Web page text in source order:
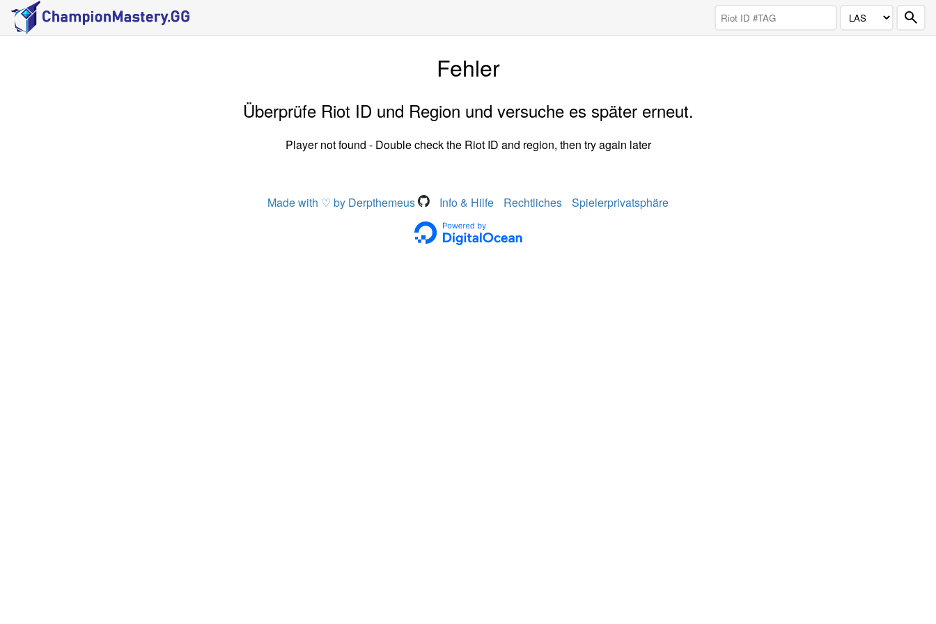
Fehler
Überprüfe Riot ID und Region und versuche es später erneut.
Player not found - Double check the Riot ID and region, then try again later
Made with ♡ by Derpthemeus Info & Hilfe Rechtliches Spielerprivatsphäre